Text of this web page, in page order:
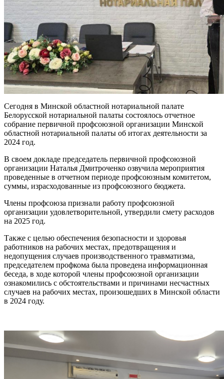
Сегодня в Минской областной нотариальной палате
Белорусской нотариальной палаты состоялось отчетное
собрание первичной профсоюзной организации Минской
областной нотариальной палаты об итогах деятельности за
2024 год.
В своем докладе председатель первичной профсоюзной
организации Наталья Дмитроченко озвучила мероприятия
проведенные в отчетном периоде профсоюзным комитетом,
суммы, израсходованные из профсоюзного бюджета.
Члены профсоюза признали работу профсоюзной
организации удовлетворительной, утвердили смету расходов
на 2025 год.
Также с целью обеспечения безопасности и здоровья
работников на рабочих местах, предотвращения и
недопущения случаев производственного травматизма,
председателем профкома была проведена информационная
беседа, в ходе которой члены профсоюзной организации
ознакомились с обстоятельствами и причинами несчастных
случаев на рабочих местах, произошедших в Минской области
в 2024 году.